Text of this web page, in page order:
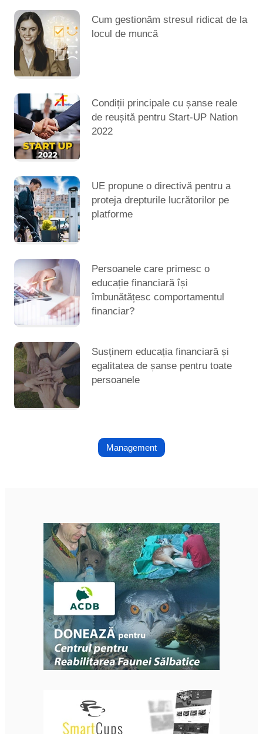
Cum gestionăm stresul ridicat de la
locul de muncă
Condiții principale cu șanse reale
de reușită pentru Start-UP Nation
2022
UE propune o directivă pentru a
proteja drepturile lucrătorilor pe
platforme
Persoanele care primesc o
educație financiară își
îmbunătățesc comportamentul
financiar?
Susținem educația financiară și
egalitatea de șanse pentru toate
persoanele
Management